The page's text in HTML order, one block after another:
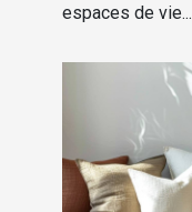
espaces de vie...